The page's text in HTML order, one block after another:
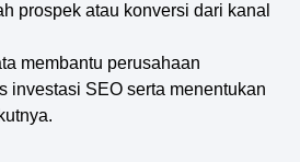
prospek atau konversi dari kanal
membantu perusahaan
investasi SEO serta menentukan